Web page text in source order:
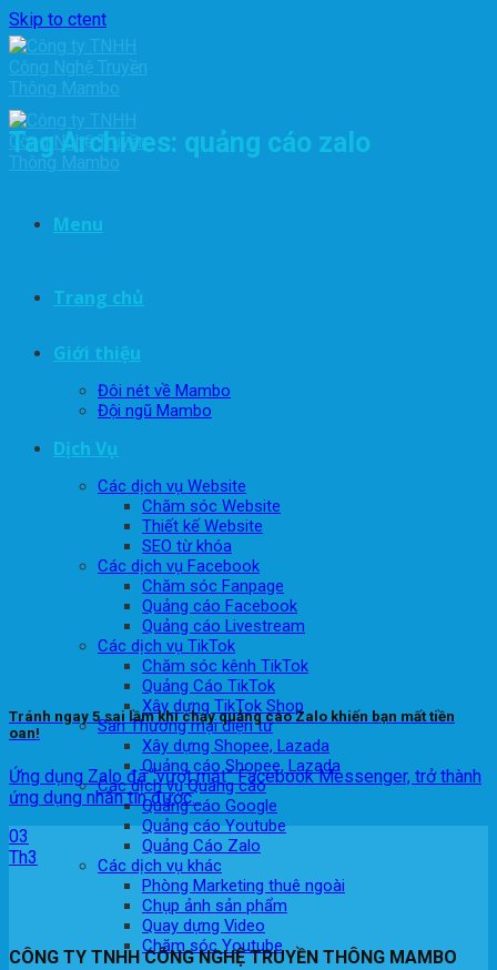
Skip to ctent
Menu
Trang chủ
Giới thiệu
Đôi nét về Mambo
Đội ngũ Mambo
Dịch Vụ
Các dịch vụ Website
Chăm sóc Website
Thiết kế Website
SEO từ khóa
Các dịch vụ Facebook
Chăm sóc Fanpage
Quảng cáo Facebook
Quảng cáo Livestream
Các dịch vụ TikTok
Chăm sóc kênh TikTok
Quảng Cáo TikTok
Xây dựng TikTok Shop
Sàn Thương mại điện tử
Xây dựng Shopee, Lazada
Quảng cáo Shopee, Lazada
Các dịch vụ Quảng cáo
Quảng cáo Google
Quảng cáo Youtube
Quảng Cáo Zalo
Các dịch vụ khác
Phòng Marketing thuê ngoài
Chụp ảnh sản phẩm
Quay dựng Video
Chăm sóc Youtube
Tag Archives: quảng cáo zalo
Tránh ngay 5 sai lầm khi chạy quảng cáo Zalo khiến bạn mất tiền
oan!
Ứng dụng Zalo đã “vượt mặt” Facebook Messenger, trở thành
ứng dụng nhắn tin được...
03
Th3
CÔNG TY TNHH CÔNG NGHỆ TRUYỀN THÔNG MAMBO